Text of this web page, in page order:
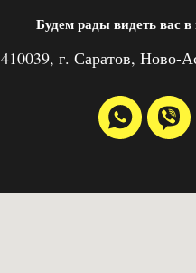
Будем рады видеть вас
410039, г. Саратов, Ново-